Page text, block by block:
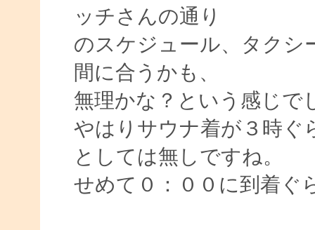
ッチさんの通り
のスケジュール、タクシ
間に合うかも、
無理かな？という感じで
やはりサウナ着が３時ぐ
としては無しですね。
せめて０：００に到着ぐ